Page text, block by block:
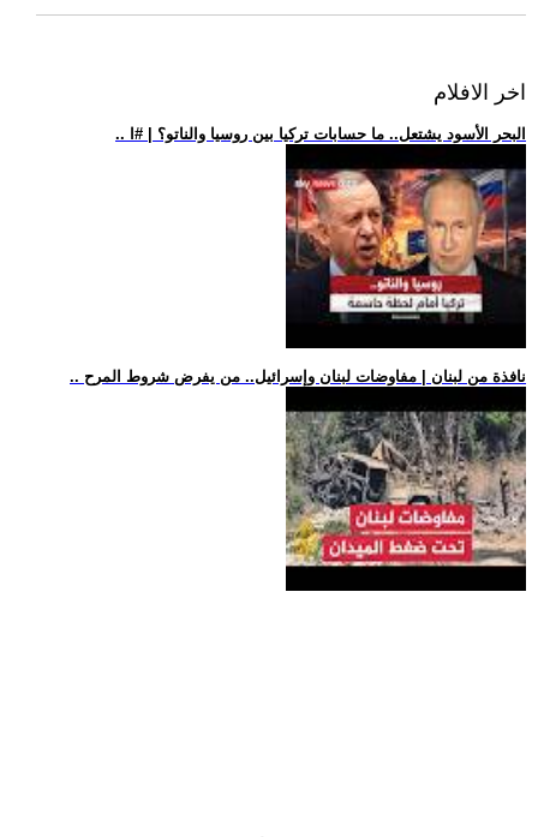
اخر الافلام
.. البحر الأسود يشتعل.. ما حسابات تركيا بين روسيا والناتو؟ | #ا
.. نافذة من لبنان | مفاوضات لبنان وإسرائيل.. من يفرض شروط المرح